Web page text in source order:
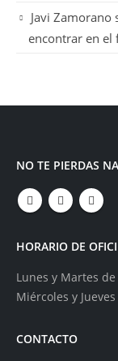
Javi Zamorano
encontrar en el
NO TE PIERDAS
HORARIO DE
Lunes y Martes de
Miércoles y
CONTACTO